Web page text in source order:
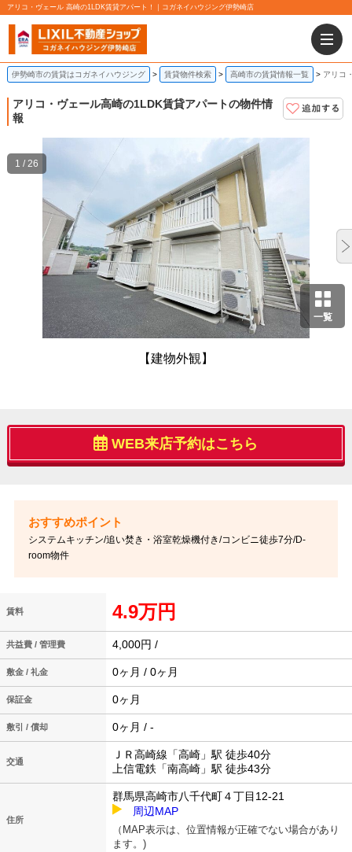
アリコ・ヴェール 高崎の1LDK賃貸アパート！｜コガネイハウジング伊勢崎店
伊勢崎市の賃貸はコガネイハウジング 賃貸物件検索 高崎市の賃貸情報一覧 アリコ
アリコ・ヴェール高崎の1LDK賃貸アパートの物件情
報
一覧
【建物外観】
1 / 26
WEB来店予約はこちら
システムキッチン/追い焚き・浴室乾燥機付き/コンビニ徒歩7分/D-
room物件
賃料 4.9万円
共益費 / 管理費 4,000円 /
敷金 / 礼金 0ヶ月 / 0ヶ月
保証金 0ヶ月
敷引 / 償却 0ヶ月 / -
交通
ＪＲ高崎線「高崎」駅 徒歩40分
上信電鉄「南高崎」駅 徒歩43分
住所
群馬県高崎市八千代町４丁目12-21
周辺MAP
（MAP表示は、位置情報が正確でない場合があり
ます。)